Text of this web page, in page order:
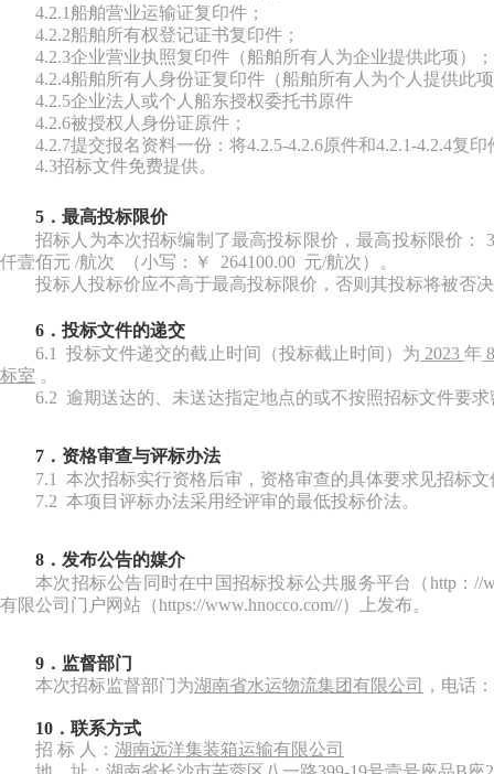
4.2.1船舶营业运输证复印件；
4.2.2船舶所有权登记证书复印件；
4.2.3企业营业执照复印件（船舶所有人为企业提供此项）；
4.2.4船舶所有人身份证复印件（船舶所有人为个人提供此
4.2.5企业法人或个人船东授权委托书原件
4.2.6被授权人身份证原件；
4.2.7提交报名资料一份：将4.2.5-4.2.6原件和4.2.1-4.2.4复
4.3招标文件免费提供。
5．最高投标限价
招标人为本次招标编制了最高投标限价，最高投标限价：
仟壹佰元 /航次 （小写：￥ 264100.00 元/航次）。
投标人投标价应不高于最高投标限价，否则其投标将被否
6．投标文件的递交
6.1 投标文件递交的截止时间（投标截止时间） 为 2023年
标室 。
6.2 逾期送达的、未送达指定地点的或不按照招标文件要
7．资格审查与评标办法
7.1 本次招标实行资格后审，资格审查的具体要求见招标文
7.2 本项目评标办法采用经评审的最低投标价法。
8．发布公告的媒介
本次招标公告同时在中国招标投标公共服务平台（http：//
有限公司门户网站（https://www.hnocco.com//） 上发布。
9．监督部门
本次招标监督部门为湖南省水运物流集团有限公司 ， 电话：
10． 联系方式
招 标 人： 湖南远洋集装箱运输有限公司